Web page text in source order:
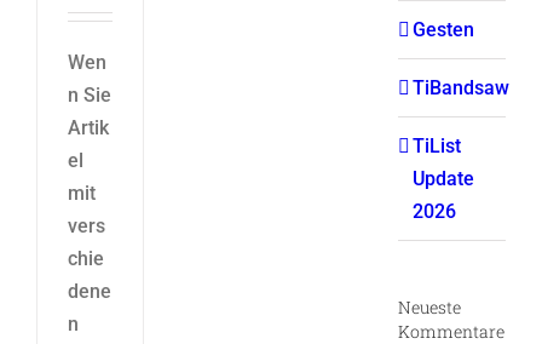
Wen
n Sie
Artik
el
mit
vers
chie
dene
n
Gesten
TiBandsaw
TiList
Update
2026
Neueste
Kommentare